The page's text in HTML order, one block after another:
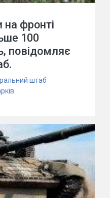
на фронті
100
повідомляє
штаб